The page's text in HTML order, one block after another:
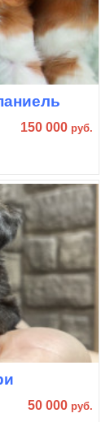
150 000 руб.
50 000 руб.